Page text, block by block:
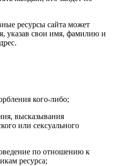
ресурсы сайта может
указав свои имя, фамилию и
кого-либо;
высказывания
или сексуального
по отношению к
ресурса;